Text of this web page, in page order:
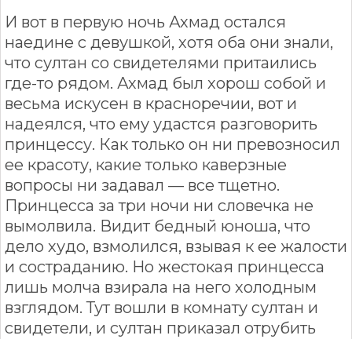
И вот в первую ночь Ахмад остался
наедине с девушкой, хотя оба они знали,
что султан со свидетелями притаились
где-то рядом. Ахмад был хорош собой и
весьма искусен в красноречии, вот и
надеялся, что ему удастся разговорить
принцессу. Как только он ни превозносил
ее красоту, какие только каверзные
вопросы ни задавал — все тщетно.
Принцесса за три ночи ни словечка не
вымолвила. Видит бедный юноша, что
дело худо, взмолился, взывая к ее жалости
и состраданию. Но жестокая принцесса
лишь молча взирала на него холодным
взглядом. Тут вошли в комнату султан и
свидетели, и султан приказал отрубить